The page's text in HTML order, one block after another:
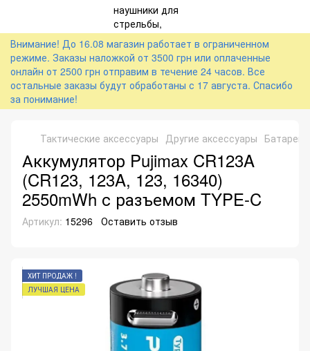
Внимание! До 16.08 магазин работает в ограниченном
режиме. Заказы наложкой от 3500 грн или оплаченные
онлайн от 2500 грн отправим в течение 24 часов. Все
остальные заказы будут обработаны с 17 августа. Спасибо
за понимание!
Тактические аксессуары Другие аксессуары
Аккумулятор Pujimax CR123A
(CR123, 123A, 123, 16340)
2550mWh с разъемом TYPE-C
Артикул: 15296 Оставить отзыв
ХИТ ПРОДАЖ !
ЛУЧШАЯ ЦЕНА